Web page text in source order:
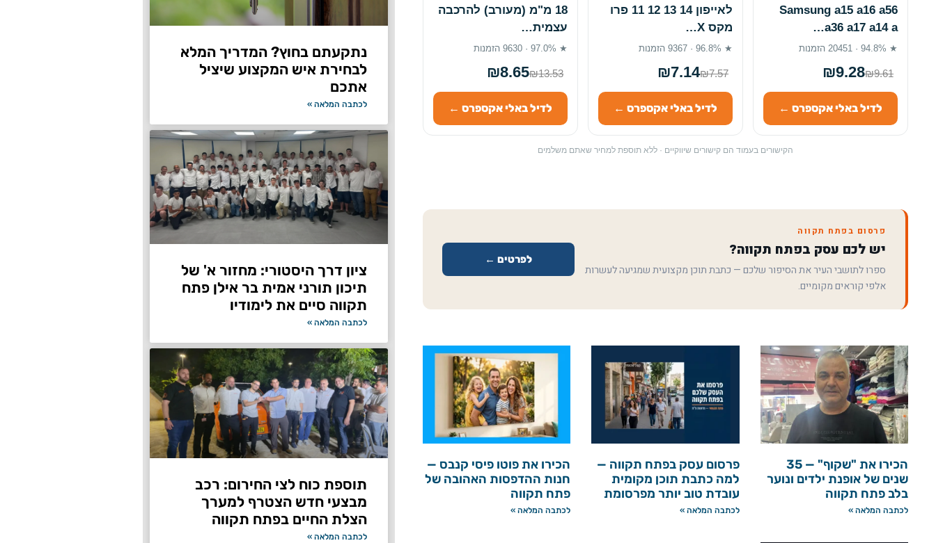
Samsung a15 a16 a56
a36 a17 a14 a…
★ 94.8% · 20451 הזמנות
₪9.28₪9.61
לדיל באלי אקספרס ←
לאייפון 14 13 12 11 פרו
מקס X…
★ 96.8% · 9367 הזמנות
₪7.14₪7.57
לדיל באלי אקספרס ←
18 מ"מ (מעורב) להרכבה
עצמית…
★ 97.0% · 9630 הזמנות
₪8.65₪13.53
לדיל באלי אקספרס ←
הקישורים בעמוד הם קישורים שיווקיים · ללא תוספת למחיר שאתם משלמים
פרסום בפתח תקווה
יש לכם עסק בפתח תקווה?
ספרו לתושבי העיר את הסיפור שלכם — כתבת תוכן מקצועית שמגיעה לעשרות
אלפי קוראים מקומיים.
לפרטים ←
הכירו את "שקוף" — 35
שנים של אופנת ילדים ונוער
בלב פתח תקווה
לכתבה המלאה »
פרסום עסק בפתח תקווה —
למה כתבת תוכן מקומית
עובדת טוב יותר מפרסומת
לכתבה המלאה »
הכירו את פוטו פיסי קנבס —
חנות ההדפסות האהובה של
פתח תקווה
לכתבה המלאה »
נתקעתם בחוץ? המדריך המלא
לבחירת איש המקצוע שיציל
אתכם
לכתבה המלאה »
ציון דרך היסטורי: מחזור א' של
תיכון תורני אמית בר אילן פתח
תקווה סיים את לימודיו
לכתבה המלאה »
תוספת כוח לצי החירום: רכב
מבצעי חדש הצטרף למערך
הצלת החיים בפתח תקווה
לכתבה המלאה »